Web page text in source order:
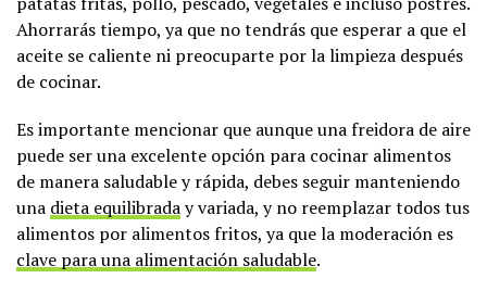
Ahorrarás tiempo, ya que no tendrás que esperar a que el
aceite se caliente ni preocuparte por la limpieza después
de cocinar.
Es importante mencionar que aunque una freidora de aire
puede ser una excelente opción para cocinar alimentos
de manera saludable y rápida, debes seguir manteniendo
una dieta equilibraday variada, y no reemplazar todos tus
alimentos por alimentos fritos, ya que la moderación es
clave para una alimentación saludable.